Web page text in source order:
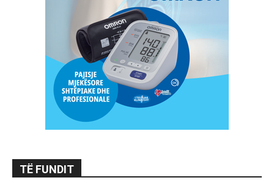
TË FUNDIT